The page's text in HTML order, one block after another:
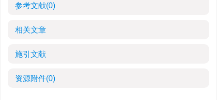
参考文献(0)
相关文章
施引文献
资源附件(0)